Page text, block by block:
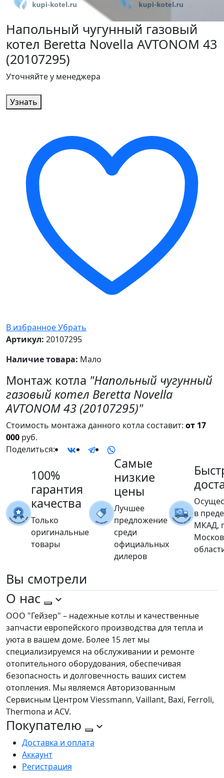
Напольный чугунный газовый
котел Beretta Novella AVTONOM 43
(20107295)
Уточняйте у менеджера
Узнать
В избранноеУбрать
Артикул: 20107295
Наличие товара: Мало
Монтаж котла "Напольный чугунный
газовый котел Beretta Novella
AVTONOM 43 (20107295)"
Стоимость монтажа данного котла составит: от 17
000 руб.
Поделиться:
100%
гарантия
качества
Только
оригинальные
товары
Самые
низкие
цены
Лучшее
предложение
среди
официальных
дилеров
в
МКАД,
Вы смотрели
О нас
ООО "Гейзер" – надежные котлы и качественные
запчасти европейского производства для тепла и
уюта в вашем доме. Более 15 лет мы
специализируемся на обслуживании и ремонте
отопительного оборудования, обеспечивая
безопасность и долговечность ваших систем
отопления. Мы являемся Авторизованным
Сервисным Центром Viessmann, Vaillant, Baxi, Ferroli,
Thermona и ACV.
Покупателю
Доставка и оплата
Аккаунт
Регистрация